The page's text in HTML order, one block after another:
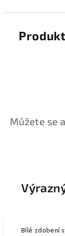
Můžete se
Bílé zdobení